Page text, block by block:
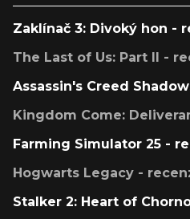
Zaklínač 3: Divoký hon -
The Last of Us: Part II -
Assassin's Creed
Kingdom Come:
Farming Simulator 25 -
Hogwarts Legacy -
Stalker 2: Heart of